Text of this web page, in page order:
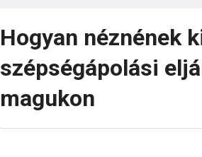
Hogyan néznének
szépségápolási
magukon